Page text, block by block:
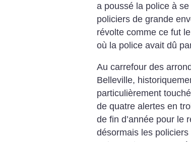
a poussé la police à
policiers de grande
révolte comme ce fut
où la police avait dû
Au carrefour des
Belleville,
particulièrement
de quatre alertes en
de fin d’année pour le
désormais les